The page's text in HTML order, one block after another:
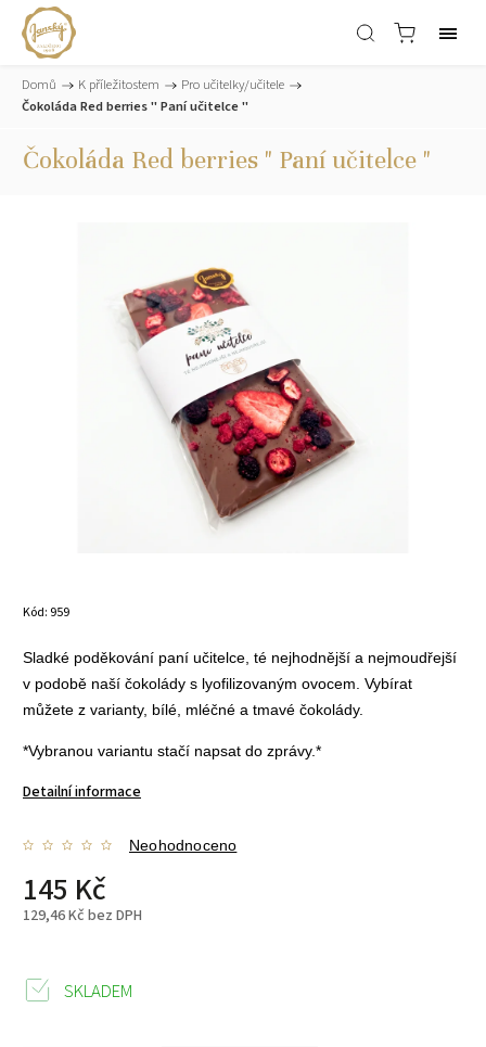
Domů / K příležitostem / Pro učitelky/učitele /
Čokoláda Red berries " Paní učitelce "
Čokoláda Red berries " Paní učitelce "
Kód: 959
Sladké poděkování paní učitelce, té nejhodnější a nejmoudřejší
v podobě naší čokolády s lyofilizovaným ovocem. Vybírat
můžete z varianty, bílé, mléčné a tmavé čokolády.
*Vybranou variantu stačí napsat do zprávy.*
Detailní informace
Neohodnoceno
145 Kč
129,46 Kč bez DPH
SKLADEM